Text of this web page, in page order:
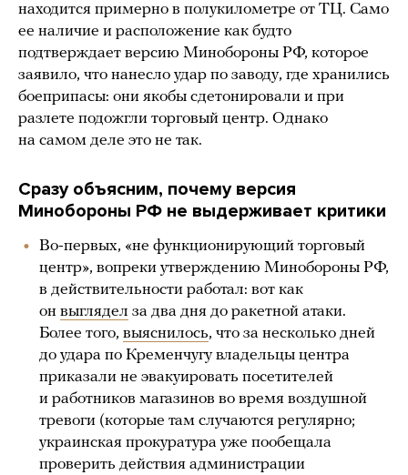
находится примерно в полукилометре от ТЦ. Само
ее наличие и расположение как будто
подтверждает версию Минобороны РФ, которое
заявило, что нанесло удар по заводу, где хранились
боеприпасы: они якобы сдетонировали и при
разлете подожгли торговый центр. Однако
на самом деле это не так.
Сразу объясним, почему версия
Минобороны РФ не выдерживает критики
Во-первых, «не функционирующий торговый
центр», вопреки утверждению Минобороны РФ,
в действительности работал: вот как
он выглядел за два дня до ракетной атаки.
Более того, выяснилось, что за несколько дней
до удара по Кременчугу владельцы центра
приказали не эвакуировать посетителей
и работников магазинов во время воздушной
тревоги (которые там случаются регулярно;
украинская прокуратура уже пообещала
проверить действия администрации